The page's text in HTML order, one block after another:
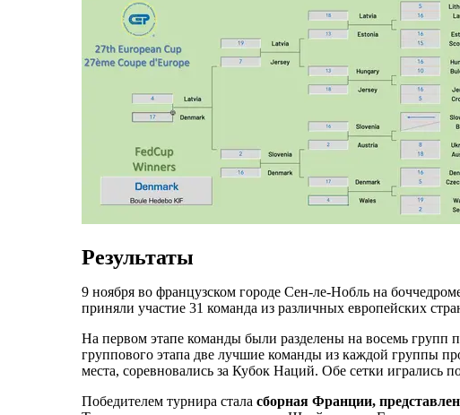
Результаты
9 ноября во французском городе Сен-ле-Нобль на
приняли участие 31 команда из различных европейских
На первом этапе команды были разделены на восемь групп
группового этапа две лучшие команды из каждой группы
места, соревновались за Кубок Наций. Обе сетки игрались
Победителем турнира стала сборная Франции,